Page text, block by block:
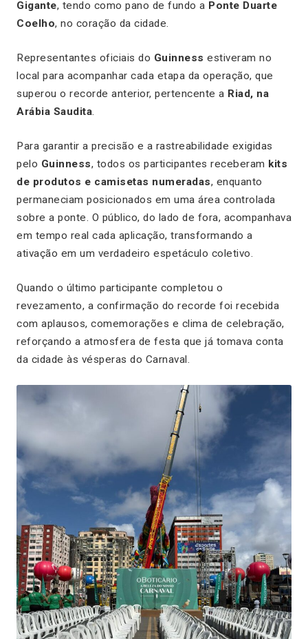
Gigante, tendo como pano de fundo a Ponte Duarte
Coelho, no coração da cidade.
Representantes oficiais do Guinness estiveram no
local para acompanhar cada etapa da operação, que
superou o recorde anterior, pertencente a Riad, na
Arábia Saudita.
Para garantir a precisão e a rastreabilidade exigidas
pelo Guinness, todos os participantes receberam kits
de produtos e camisetas numeradas, enquanto
permaneciam posicionados em uma área controlada
sobre a ponte. O público, do lado de fora, acompanhava
em tempo real cada aplicação, transformando a
ativação em um verdadeiro espetáculo coletivo.
Quando o último participante completou o
revezamento, a confirmação do recorde foi recebida
com aplausos, comemorações e clima de celebração,
reforçando a atmosfera de festa que já tomava conta
da cidade às vésperas do Carnaval.